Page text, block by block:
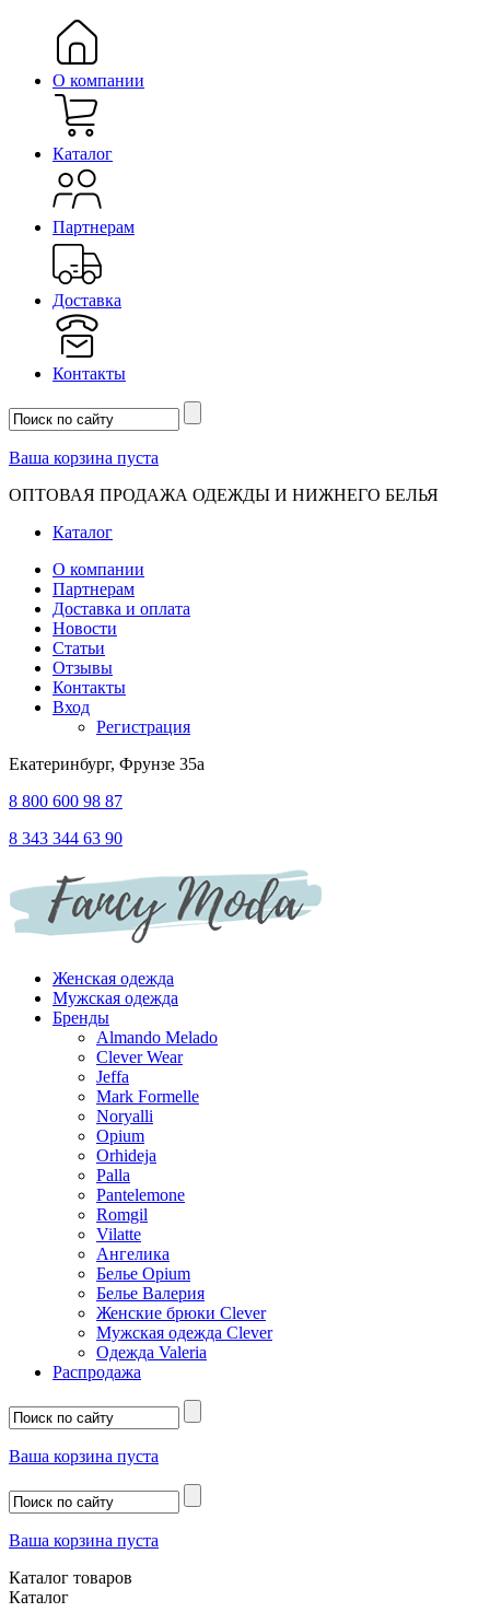
О компании
Каталог
Партнерам
Доставка
Контакты
Ваша корзина пуста
ОПТОВАЯ ПРОДАЖА ОДЕЖДЫ И НИЖНЕГО БЕЛЬЯ
Каталог
О компании
Партнерам
Доставка и оплата
Новости
Статьи
Отзывы
Контакты
Вход
Регистрация
Екатеринбург, Фрунзе 35а
8 800 600 98 87
8 343 344 63 90
Женская одежда
Мужская одежда
Бренды
Almando Melado
Clever Wear
Jeffa
Mark Formelle
Noryalli
Opium
Orhideja
Palla
Pantelemone
Romgil
Vilatte
Ангелика
Белье Opium
Белье Валерия
Женские брюки Clever
Мужская одежда Clever
Одежда Valeria
Распродажа
Ваша корзина пуста
Ваша корзина пуста
Каталог товаров
Каталог